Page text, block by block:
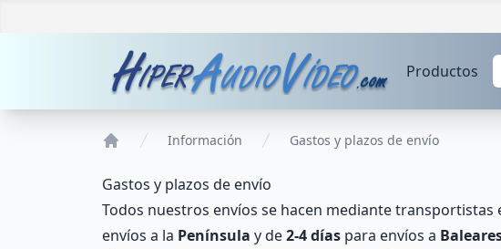
Productos
Información Gastos y plazos de envío
Gastos y plazos de envío
Todos nuestros envíos se hacen mediante
envíos a la Península y de2-4 días para envíos a